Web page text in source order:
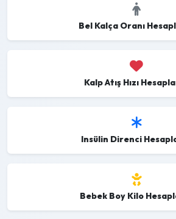
Bel Kalça Oranı
Kalp Atış Hızı
Insülin Direnci
Bebek Boy Kilo